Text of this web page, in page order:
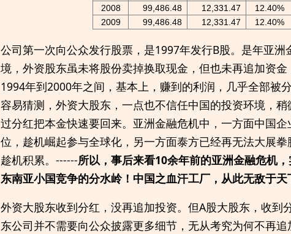
2008
99,486.48 12,331.47 12.40%
2009
99,486.48 12,331.47 12.40%
公司第一次向公众发行股票，是1997年发行B股。是年亚
境，外资股东虽未将股份卖掉换取现金，但也未再追加资
1994年到2000年之间，基本上，赚到的利润，几乎全部被
容易猜测，外资大股东，一点也不信任中国的投资环境，
过分红把本金快速要回来。亚洲金融危机中，一方面中国
位，趁机崛起参与全球化，另一方面泰方已经再无法大展
趁机积累。------所以，事后来看10余年前的亚洲金融危机
东南亚小国竞争的分水岭！中国之血汗工厂，从此无敌于天
外资大股东收到分红，没再追加投资。但A股大股东，收到
东公司并不需要向公众披露更多细节，无从考究为何不再